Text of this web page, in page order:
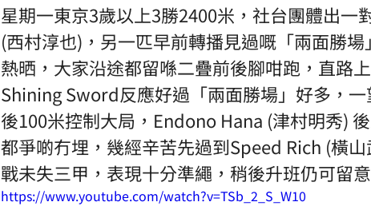
星期一東京3歲以上3勝2400米，社台團體出一
(西村淳也)，另一匹早前轉播見過嘅「兩面勝
熱晒，大家沿途都留喺二疊前後腳咁跑，直路
Shining Sword反應好過「兩面勝場」好多，
後100米控制大局，Endono Hana (津村明秀)
都爭啲冇埋，幾經辛苦先過到Speed Rich (橫
戰未失三甲，表現十分準繩，稍後升班仍可留意
https://www.youtube.com/watch?v=TSb_2_S_W10